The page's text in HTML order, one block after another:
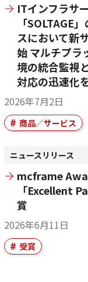
ITインフラサ
「SOLTAGE
スにおいて新
始 マルチプラ
境の統合監視
対応の迅速化
2026年7月2日
商品／サービス
ニュースリリース
mcframe
「Excellent
賞
2026年6月11日
受賞